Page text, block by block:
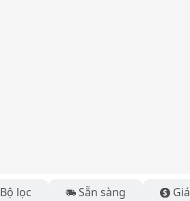
Bộ lọc Sẵn sàng Giá